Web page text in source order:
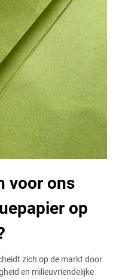
voor ons
op
zich op de markt door
en milieuvriendelijke